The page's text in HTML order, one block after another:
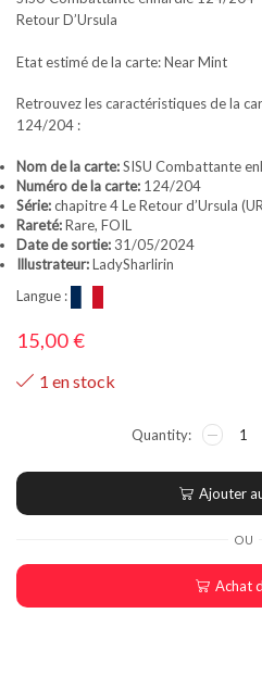
Retour D’Ursula
Etat estimé de la carte: Near Mint
Retrouvez les caractéristiques de la
124/204 :
Nom de la carte:SISU Combattante
Numéro de la carte: 124/204
Série:chapitre 4 Le Retour d’Ursula
Rareté:Rare, FOIL
Date de sortie: 31/05/2024
Illustrateur:LadySharlirin
Langue :
15,00€
1 en stock
Ajouter
OU
Achat